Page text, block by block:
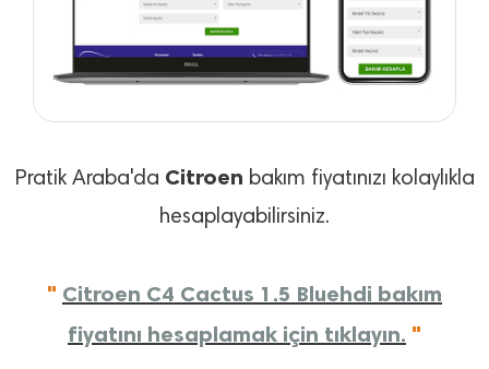
Pratik Araba'da Citroen bakım fiyatınızı kolaylıkla
hesaplayabilirsiniz.
" Citroen C4 Cactus 1.5 Bluehdi bakım
fiyatını hesaplamak için tıklayın. "